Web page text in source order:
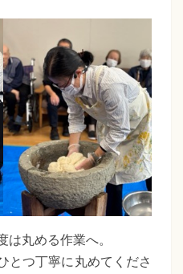
丸める作業へ。
とつ丁寧に丸めてくださ